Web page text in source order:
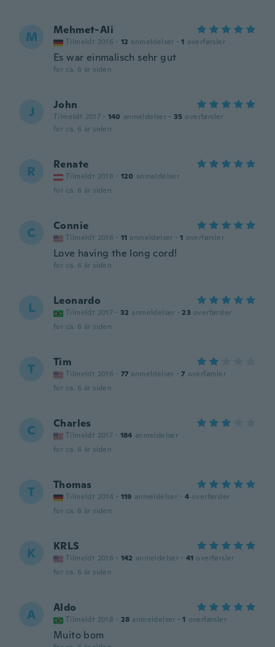
M Mehmet-Ali
Tilmeldt 2016 · 12 anmeldelser · 1 overførsler
Es war einmalisch sehr gut
for ca. 6 år siden
J John
Tilmeldt 2017 · 140 anmeldelser · 35 overførsler
for ca. 6 år siden
R Renate
Tilmeldt 2018 · 120 anmeldelser
for ca. 6 år siden
C Connie
Tilmeldt 2016 · 11 anmeldelser · 1 overførsler
Love having the long cord!
for ca. 6 år siden
L Leonardo
Tilmeldt 2017 · 32 anmeldelser · 23 overførsler
for ca. 6 år siden
T Tim
Tilmeldt 2016 · 77 anmeldelser · 7 overførsler
for ca. 6 år siden
C Charles
Tilmeldt 2017 · 184 anmeldelser
for ca. 6 år siden
T Thomas
Tilmeldt 2014 · 119 anmeldelser · 4 overførsler
for ca. 6 år siden
K KRLS
Tilmeldt 2016 · 142 anmeldelser · 41 overførsler
for ca. 6 år siden
A Aldo
Tilmeldt 2018 · 28 anmeldelser · 1 overførsler
Muito bom